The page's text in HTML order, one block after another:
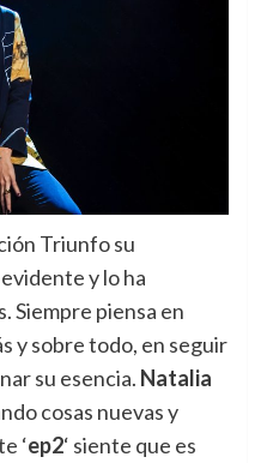
Triunfo su
y lo ha
Siempre piensa en
y sobre todo, en seguir
su esencia. Natalia
cosas nuevas y
‘ep2‘ siente que es